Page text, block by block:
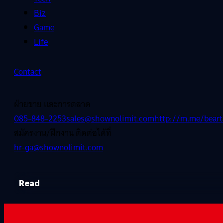
Biz
Game
Life
Contact
ฝ่ายขาย และการตลาด
085-848-2253sales@shownolimit.comhttp://m.me/
สมัครงาน/ฝึกงาน ติดต่อได้ที่
hr-ga@shownolimit.com
Read